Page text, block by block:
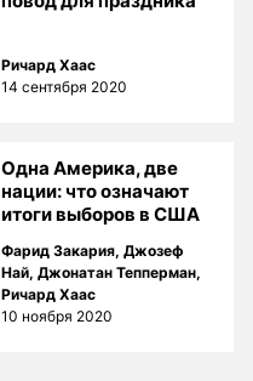
Ричард Хаас
14 сентября 2020
Одна Америка, две
нации: что означают
итоги выборов в США
Фарид Закария, Джозеф
Най, Джонатан Тепперман,
Ричард Хаас
10 ноября 2020